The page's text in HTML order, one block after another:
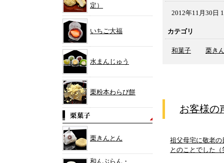
定）
いちご大福
水まんじゅう
栗粉本わらび餅
栗きんとん
和んぶらん・
2012年11月30日
カテゴリ
和菓子 栗き
お客様の
祖父母宅に敬老
とのことでした（